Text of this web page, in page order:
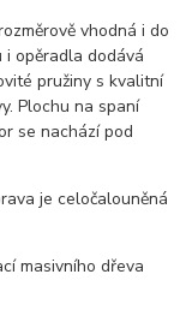
vhodná i do
opěradla dodává
pružiny s kvalitní
Plochu na spaní
se nachází pod
je celočalouněná
masivního dřeva